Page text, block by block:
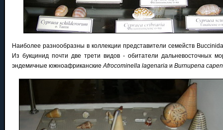
Наиболее разнообразны в коллекции представители семейств
Из букцинид почти две трети видов - обитатели дальневосточных
эндемичные южноафриканскиеAfrocominella lagenaria и Burnupena